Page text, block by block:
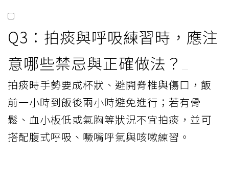
Q3：拍痰與呼吸練習時，應注
意哪些禁忌與正確做法？
拍痰時手勢要成杯狀、避開脊椎與傷口，飯
前一小時到飯後兩小時避免進行；若有骨
鬆、血小板低或氣胸等狀況不宜拍痰，並可
搭配腹式呼吸、噘嘴呼氣與咳嗽練習。